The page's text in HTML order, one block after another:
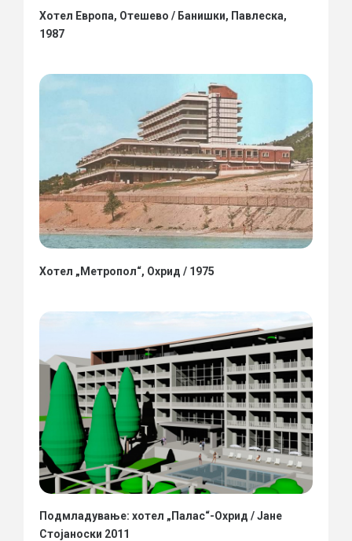
Хотел Европа, Отешево / Банишки, Павлеска,
1987
Хотел „Метропол“, Охрид / 1975
Подмладување: хотел „Палас“-Охрид / Јане
Стојаноски 2011